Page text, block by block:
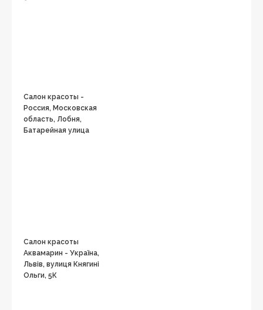
Салон красоты -
Россия, Московская
область, Лобня,
Батарейная улица
Салон красоты
Аквамарин - Україна,
Львів, вулиця Княгині
Ольги, 5К